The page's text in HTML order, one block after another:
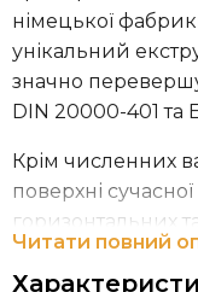
німецької
унікальний
значно
DIN 20000-401 та
Крім численних
поверхні
горизонтальних
широкі
виступаючими та
Читати повний